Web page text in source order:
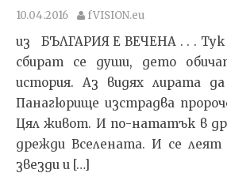
10.04.2016 fVISION.eu
из БЪЛГАРИЯ Е ВЕЧЕНА . . . Тук
сбират се души, дето
история. Аз видях лирата
Панагюрище изстрадва
Цял живот. И по-нататък в
дрежди Вселената. И се
звезди и […]